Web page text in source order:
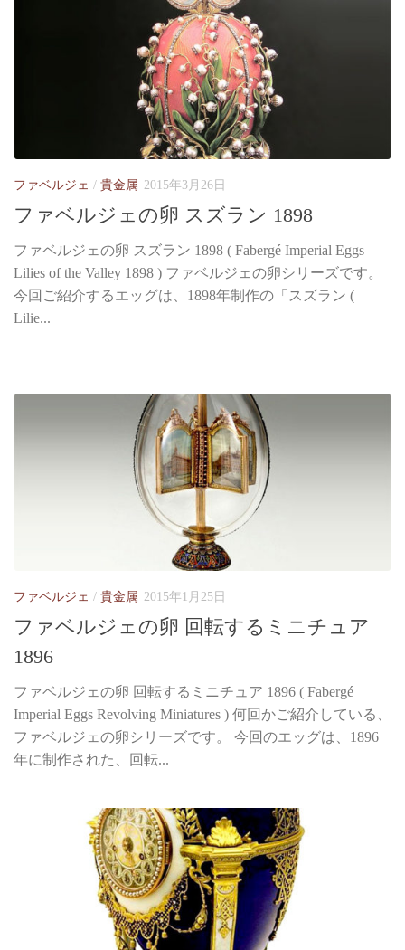
ファベルジェ / 貴金属 2015年3月26日
ファベルジェの卵 スズラン 1898
ファベルジェの卵 スズラン 1898 ( Fabergé Imperial Eggs
Lilies of the Valley 1898 ) ファベルジェの卵シリーズです。
今回ご紹介するエッグは、1898年制作の「スズラン (
Lilie...
ファベルジェ / 貴金属 2015年1月25日
ファベルジェの卵 回転するミニチュア
1896
ファベルジェの卵 回転するミニチュア 1896 ( Fabergé
Imperial Eggs Revolving Miniatures ) 何回かご紹介している、
ファベルジェの卵シリーズです。 今回のエッグは、1896
年に制作された、回転...